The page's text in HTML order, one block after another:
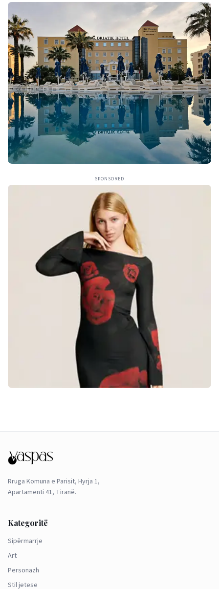
SPONSORED
Rruga Komuna e Parisit, Hyrja 1,
Apartamenti 41, Tiranë.
Kategoritë
Sipërmarrje
Art
Personazh
Stil jetese